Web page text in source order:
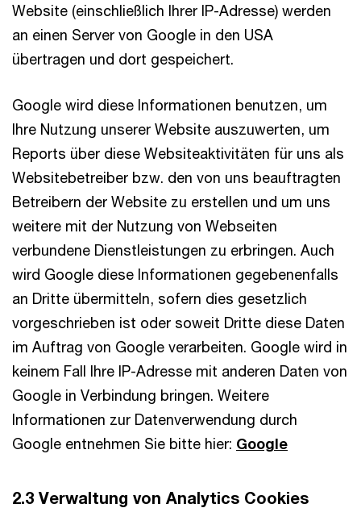
Website (einschließlich Ihrer IP-Adresse) werden
an einen Server von Google in den USA
übertragen und dort gespeichert.
Google wird diese Informationen benutzen, um
Ihre Nutzung unserer Website auszuwerten, um
Reports über diese Websiteaktivitäten für uns als
Websitebetreiber bzw. den von uns beauftragten
Betreibern der Website zu erstellen und um uns
weitere mit der Nutzung von Webseiten
verbundene Dienstleistungen zu erbringen. Auch
wird Google diese Informationen gegebenenfalls
an Dritte übermitteln, sofern dies gesetzlich
vorgeschrieben ist oder soweit Dritte diese Daten
im Auftrag von Google verarbeiten. Google wird in
keinem Fall Ihre IP-Adresse mit anderen Daten von
Google in Verbindung bringen. Weitere
Informationen zur Datenverwendung durch
Google entnehmen Sie bitte hier: Google
2.3 Verwaltung von Analytics Cookies